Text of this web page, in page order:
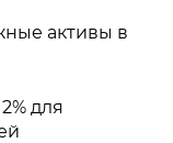
активы в
для